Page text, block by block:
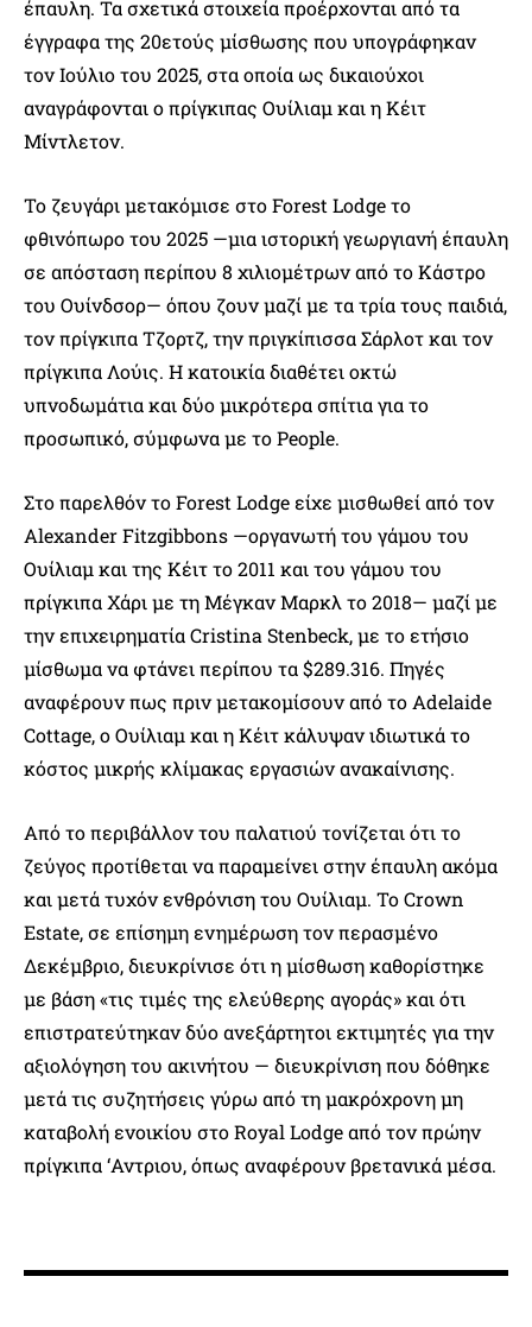
έπαυλη. Τα σχετικά στοιχεία προέρχονται από τα
έγγραφα της 20ετούς μίσθωσης που υπογράφηκαν
τον Ιούλιο του 2025, στα οποία ως δικαιούχοι
αναγράφονται ο πρίγκιπας Ουίλιαμ και η Κέιτ
Μίντλετον.
Το ζευγάρι μετακόμισε στο Forest Lodge το
φθινόπωρο του 2025 —μια ιστορική γεωργιανή έπαυλη
σε απόσταση περίπου 8 χιλιομέτρων από το Κάστρο
του Ουίνδσορ— όπου ζουν μαζί με τα τρία τους παιδιά,
τον πρίγκιπα Τζορτζ, την πριγκίπισσα Σάρλοτ και τον
πρίγκιπα Λούις. Η κατοικία διαθέτει οκτώ
υπνοδωμάτια και δύο μικρότερα σπίτια για το
προσωπικό, σύμφωνα με το People.
Στο παρελθόν το Forest Lodge είχε μισθωθεί από τον
Alexander Fitzgibbons —οργανωτή του γάμου του
Ουίλιαμ και της Κέιτ το 2011 και του γάμου του
πρίγκιπα Χάρι με τη Μέγκαν Μαρκλ το 2018— μαζί με
την επιχειρηματία Cristina Stenbeck, με το ετήσιο
μίσθωμα να φτάνει περίπου τα $289.316. Πηγές
αναφέρουν πως πριν μετακομίσουν από το Adelaide
Cottage, ο Ουίλιαμ και η Κέιτ κάλυψαν ιδιωτικά το
κόστος μικρής κλίμακας εργασιών ανακαίνισης.
Από το περιβάλλον του παλατιού τονίζεται ότι το
ζεύγος προτίθεται να παραμείνει στην έπαυλη ακόμα
και μετά τυχόν ενθρόνιση του Ουίλιαμ. Το Crown
Estate, σε επίσημη ενημέρωση τον περασμένο
Δεκέμβριο, διευκρίνισε ότι η μίσθωση καθορίστηκε
με βάση «τις τιμές της ελεύθερης αγοράς» και ότι
επιστρατεύτηκαν δύο ανεξάρτητοι εκτιμητές για την
αξιολόγηση του ακινήτου — διευκρίνιση που δόθηκε
μετά τις συζητήσεις γύρω από τη μακρόχρονη μη
καταβολή ενοικίου στο Royal Lodge από τον πρώην
πρίγκιπα ‘Αντριου, όπως αναφέρουν βρετανικά μέσα.